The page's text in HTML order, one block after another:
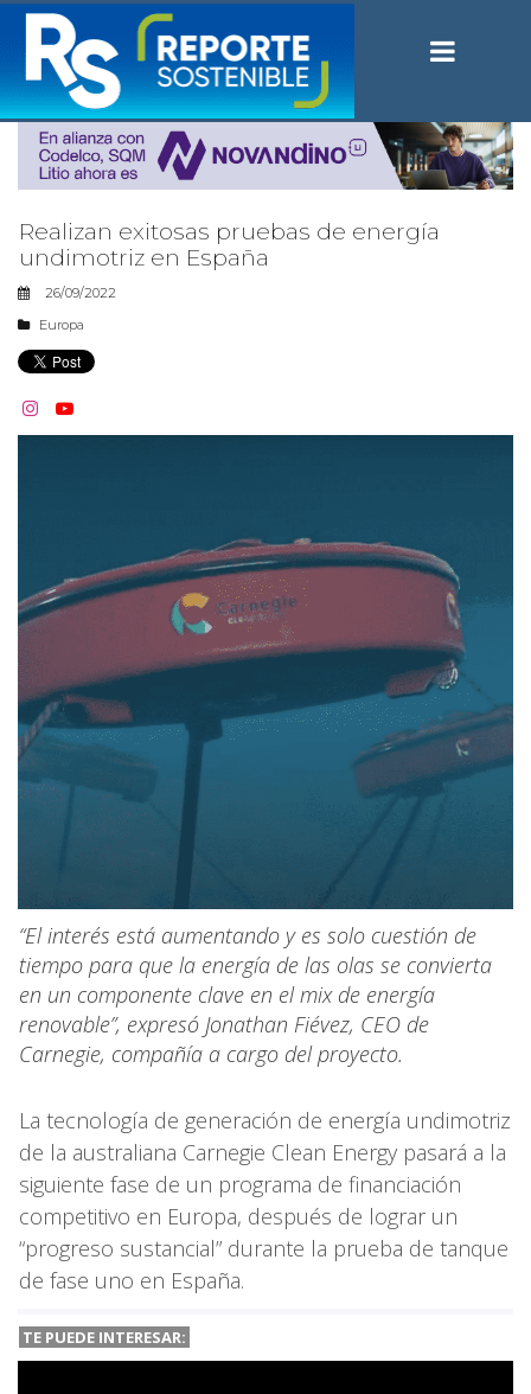
Realizan exitosas pruebas de energía
undimotriz en España
26/09/2022
Europa
 
“El interés está aumentando y es solo cuestión de
tiempo para que la energía de las olas se convierta
en un componente clave en el mix de energía
renovable”, expresó Jonathan Fiévez, CEO de
Carnegie, compañía a cargo del proyecto.
La tecnología de generación de energía undimotriz
de la australiana Carnegie Clean Energy pasará a la
siguiente fase de un programa de financiación
competitivo en Europa, después de lograr un
“progreso sustancial” durante la prueba de tanque
de fase uno en España.
TE PUEDE INTERESAR: